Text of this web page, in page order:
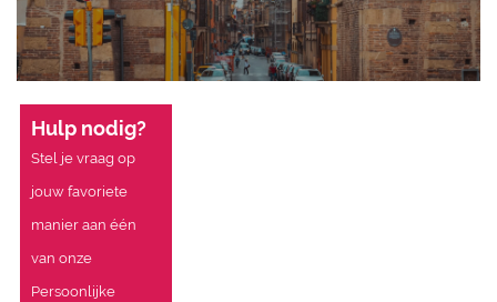
Hulp nodig?
Stel je vraag op
jouw favoriete
manier aan één
van onze
Persoonlijke